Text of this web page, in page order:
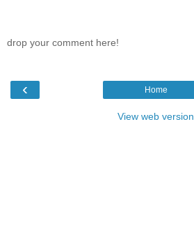
drop your comment here!
‹ Home
View web version